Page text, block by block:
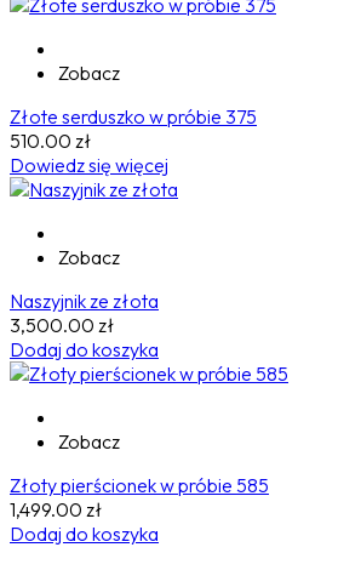
Zobacz
Złote serduszko w próbie 375
510.00 zł
Dowiedz się więcej
Zobacz
Naszyjnik ze złota
3,500.00 zł
Dodaj do koszyka
Zobacz
Złoty pierścionek w próbie 585
1,499.00 zł
Dodaj do koszyka